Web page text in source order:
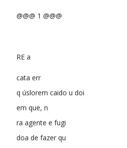
@@@ 1 @@@
RE a
cata err
q úslorem caido u doi
em que, n
ra agente e fugi
doa de fazer qu